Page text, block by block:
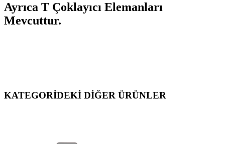
Ayrıca T Çoklayıcı Elemanları
Mevcuttur.
KATEGORİDEKİ DİĞER ÜRÜNLER